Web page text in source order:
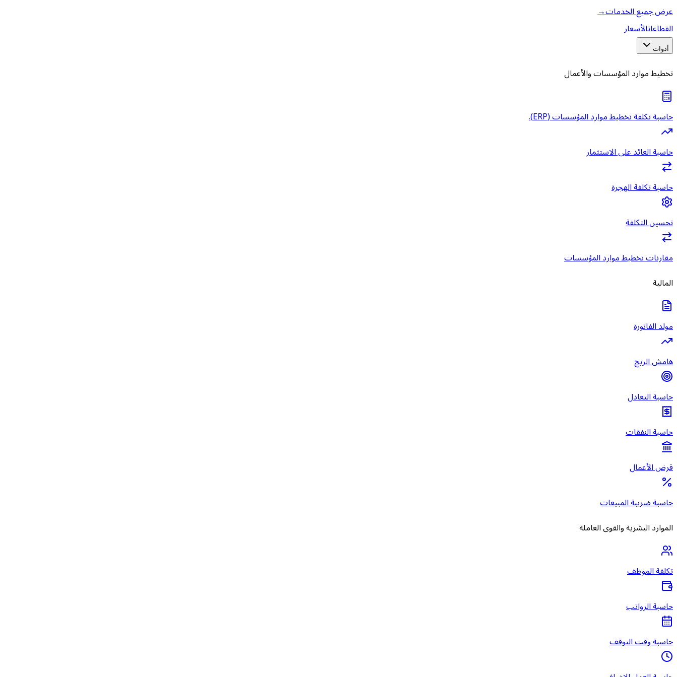
عرض جميع الخدمات→
القطاعاتالأسعار
أدوات
تخطيط موارد المؤسسات والأعمال
حاسبة تكلفة تخطيط موارد المؤسسات (ERP).
حاسبة العائد على الاستثمار
حاسبة تكلفة الهجرة
تحسين التكلفة
مقارنات تخطيط موارد المؤسسات
المالية
مولد الفاتورة
هامش الربح
حاسبة التعادل
حاسبة النفقات
قرض الأعمال
حاسبة ضريبة المبيعات
الموارد البشرية والقوى العاملة
تكلفة الموظف
حاسبة الرواتب
حاسبة وقت التوقف